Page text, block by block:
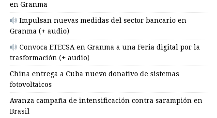
en Granma
Impulsan nuevas medidas del sector bancario en
Granma (+ audio)
Convoca ETECSA en Granma a una Feria digital por la
trasformación (+ audio)
China entrega a Cuba nuevo donativo de sistemas
fotovoltaicos
Avanza campaña de intensificación contra sarampión en
Brasil